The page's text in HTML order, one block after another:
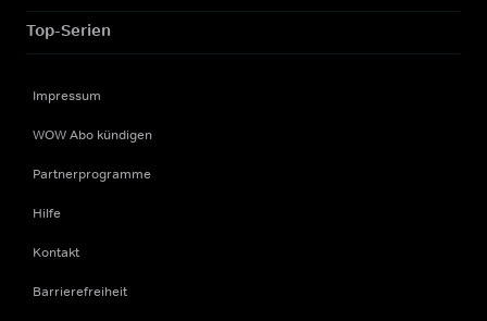
Top-Serien
Impressum
WOW Abo kündigen
Partnerprogramme
Hilfe
Kontakt
Barrierefreiheit